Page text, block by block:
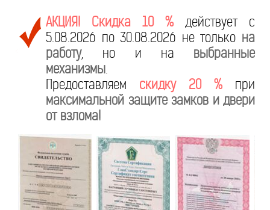
АКЦИЯ! Скидка 10 % действует с
5.08.2026 по 30.08.2026 не только на
работу, но и на выбранные
механизмы.
Предоставляем скидку 20 % при
максимальной защите замков и двери
от взлома!